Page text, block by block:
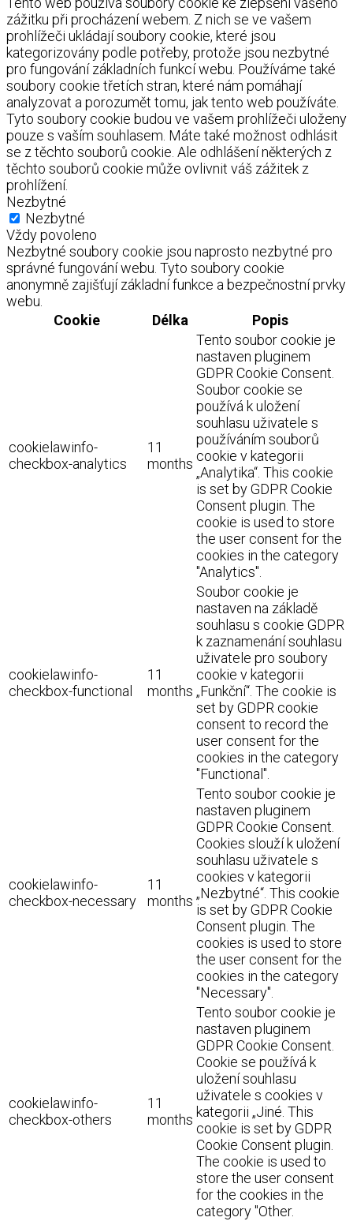
zážitku při procházení webem. Z nich se ve vašem
prohlížeči ukládají soubory cookie, které jsou
kategorizovány podle potřeby, protože jsou nezbytné
pro fungování základních funkcí webu. Používáme také
soubory cookie třetích stran, které nám pomáhají
analyzovat a porozumět tomu, jak tento web používáte.
Tyto soubory cookie budou ve vašem prohlížeči uloženy
pouze s vaším souhlasem. Máte také možnost odhlásit
se z těchto souborů cookie. Ale odhlášení některých z
těchto souborů cookie může ovlivnit váš zážitek z
prohlížení.
Nezbytné
Nezbytné
Vždy povoleno
Nezbytné soubory cookie jsou naprosto nezbytné pro
správné fungování webu. Tyto soubory cookie
anonymně zajišťují základní funkce a bezpečnostní prvky
webu.
Cookie
Délka Popis
cookielawinfo-
checkbox-analytics
11
months
Tento soubor cookie je
nastaven pluginem
GDPR Cookie Consent.
Soubor cookie se
používá k uložení
souhlasu uživatele s
používáním souborů
cookie v kategorii
„Analytika“. This cookie
is set by GDPR Cookie
Consent plugin. The
cookie is used to store
the user consent for the
cookies in the category
"Analytics".
cookielawinfo-
checkbox-functional
11
months
Soubor cookie je
nastaven na základě
souhlasu s cookie GDPR
k zaznamenání souhlasu
uživatele pro soubory
cookie v kategorii
„Funkční“. The cookie is
set by GDPR cookie
consent to record the
user consent for the
cookies in the category
"Functional".
cookielawinfo-
checkbox-necessary
11
months
Tento soubor cookie je
nastaven pluginem
GDPR Cookie Consent.
Cookies slouží k uložení
souhlasu uživatele s
cookies v kategorii
„Nezbytné“. This cookie
is set by GDPR Cookie
Consent plugin. The
cookies is used to store
the user consent for the
cookies in the category
"Necessary".
cookielawinfo-
checkbox-others
11
months
Tento soubor cookie je
nastaven pluginem
GDPR Cookie Consent.
Cookie se používá k
uložení souhlasu
uživatele s cookies v
kategorii „Jiné. This
cookie is set by GDPR
Cookie Consent plugin.
The cookie is used to
store the user consent
for the cookies in the
category "Other.